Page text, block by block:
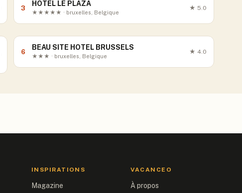
3
HOTEL LE PLAZA
★★★★★ · bruxelles, Belgique
★ 5.0
6
BEAU SITE HOTEL BRUSSELS
★★★ · bruxelles, Belgique
★ 4.0
INSPIRATIONS
Magazine
VACANCEO
À propos